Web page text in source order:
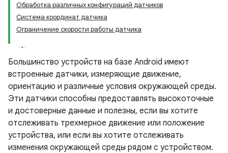
Обработка различных конфигураций датчиков
Система координат датчика
Ограничение скорости работы датчика
Большинство устройств на базе Android имеют
встроенные датчики, измеряющие движение,
ориентацию и различные условия окружающей среды.
Эти датчики способны предоставлять высокоточные
и достоверные данные и полезны, если вы хотите
отслеживать трехмерное движение или положение
устройства, или если вы хотите отслеживать
изменения окружающей среды рядом с устройством.